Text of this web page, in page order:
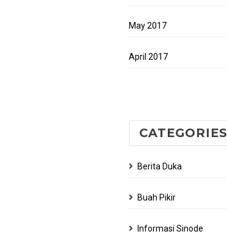
May 2017
April 2017
CATEGORIES
Berita Duka
Buah Pikir
Informasi Sinode